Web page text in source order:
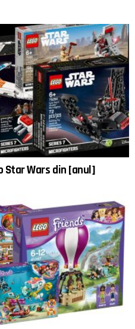
Star Wars din [anul]